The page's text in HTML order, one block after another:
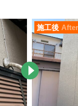
施工後 After